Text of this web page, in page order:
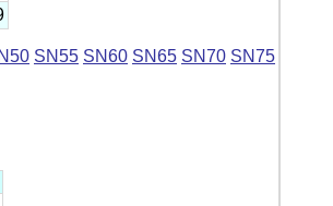
SN55 SN60 SN65 SN70 SN75